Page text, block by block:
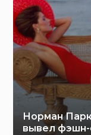
Норман
вывел